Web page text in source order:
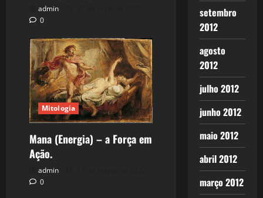
admin
0
Mitologia
Mana (Energia) – a Força em
Ação.
admin
0
setembro
2012
agosto
2012
julho 2012
junho 2012
maio 2012
abril 2012
março 2012